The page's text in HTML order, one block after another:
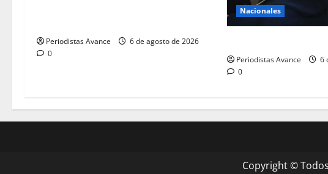
Periodistas Avance
6 de agosto de 2026
0
Nacionales
Periodistas Avance
6
0
Copyright ©